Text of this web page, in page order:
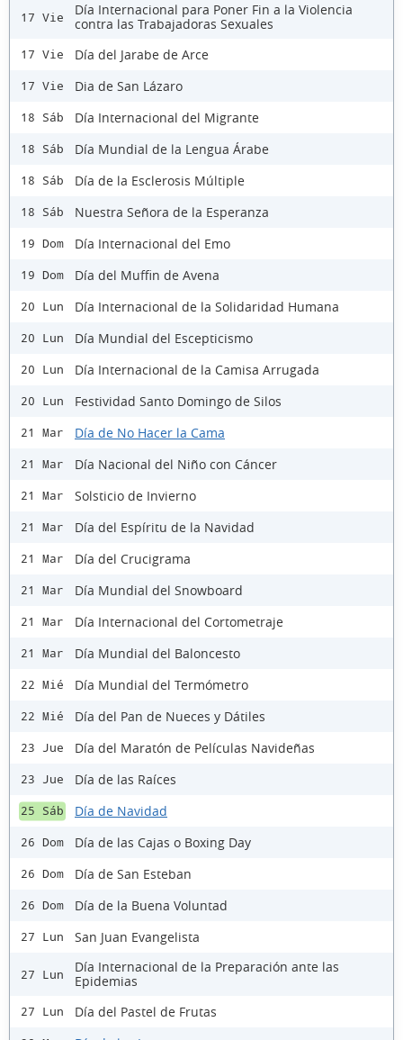
17 Vie
Día Internacional para Poner Fin a la Violencia
contra las Trabajadoras Sexuales
17 Vie Día del Jarabe de Arce
17 Vie Dia de San Lázaro
18 Sáb Día Internacional del Migrante
18 Sáb Día Mundial de la Lengua Árabe
18 Sáb Día de la Esclerosis Múltiple
18 Sáb Nuestra Señora de la Esperanza
19 Dom Día Internacional del Emo
19 Dom Día del Muffin de Avena
20 Lun Día Internacional de la Solidaridad Humana
20 Lun Día Mundial del Escepticismo
20 Lun Día Internacional de la Camisa Arrugada
20 Lun Festividad Santo Domingo de Silos
21 Mar Día de No Hacer la Cama
21 Mar Día Nacional del Niño con Cáncer
21 Mar Solsticio de Invierno
21 Mar Día del Espíritu de la Navidad
21 Mar Día del Crucigrama
21 Mar Día Mundial del Snowboard
21 Mar Día Internacional del Cortometraje
21 Mar Día Mundial del Baloncesto
22 Mié Día Mundial del Termómetro
22 Mié Día del Pan de Nueces y Dátiles
23 Jue Día del Maratón de Películas Navideñas
23 Jue Día de las Raíces
25 Sáb Día de Navidad
26 Dom Día de las Cajas o Boxing Day
26 Dom Día de San Esteban
26 Dom Día de la Buena Voluntad
27 Lun San Juan Evangelista
27 Lun
Día Internacional de la Preparación ante las
Epidemias
27 Lun Día del Pastel de Frutas